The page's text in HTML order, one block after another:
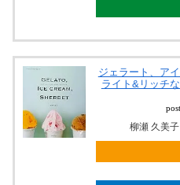
ジェラート、ア
ライト&リッチ
柳瀬 久美